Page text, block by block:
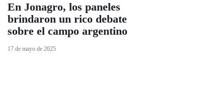
En Jonagro, los paneles
brindaron un rico debate
sobre el campo argentino
17 de mayo de 2025